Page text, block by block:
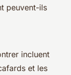
peuvent-ils
incluent
et les